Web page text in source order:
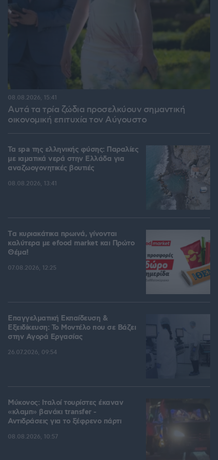
Αυτά τα τρία ζώδια προσελκύουν σημαντική
οικονομική επιτυχία τον Αύγουστο
08.08.2026, 15:41
Τα spa της ελληνικής φύσης: Παραλίες
με ιαματικά νερά στην Ελλάδα για
αναζωογονητικές βουτιές
08.08.2026, 13:41
Tα κυριακάτικα πρωινά, γίνονται
καλύτερα με efood market και Πρώτο
Θέμα!
07.08.2026, 12:25
Επαγγελματική Εκπαίδευση &
Εξειδίκευση: Το Mοντέλο που σε Bάζει
στην Aγορά Eργασίας
26.07.2026, 09:54
Μύκονος: Ιταλοί τουρίστες έκαναν
«κλαμπ» βανάκι transfer -
Αντιδράσεις για το ξέφρενο πάρτι
08.08.2026, 10:57